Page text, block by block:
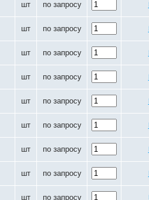
шт по запросу
шт по запросу
шт по запросу
шт по запросу
шт по запросу
шт по запросу
шт по запросу
шт по запросу
шт по запросу